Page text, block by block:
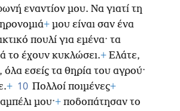
εναντίον μου. Να γιατί τη
+ μου είναι σαν ένα
πουλί για εμένα· τα
το έχουν κυκλώσει.+ Ελάτε,
εσείς τα θηρία του αγρού·
+ 10 Πολλοί ποιμένες+
μου·+ ποδοπάτησαν το